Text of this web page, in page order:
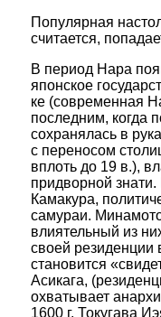
Популярная
считается,
В период Нара
японское
ке (современная
последним, когда
сохранялась в
с переносом
вплоть до 19 в.),
придворной
Камакура,
самураи.
влиятельный из
своей
становится
Асикага,
охватывает
1600 г. Токугава